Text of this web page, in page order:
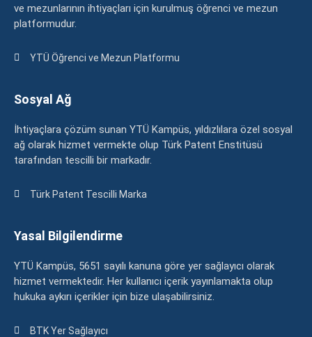
ve mezunlarının ihtiyaçları için kurulmuş öğrenci ve mezun
platformudur.
YTÜ Öğrenci ve Mezun Platformu
Sosyal Ağ
İhtiyaçlara çözüm sunan YTÜ Kampüs, yıldızlılara özel sosyal
ağ olarak hizmet vermekte olup Türk Patent Enstitüsü
tarafından tescilli bir markadır.
Türk Patent Tescilli Marka
Yasal Bilgilendirme
YTÜ Kampüs, 5651 sayılı kanuna göre yer sağlayıcı olarak
hizmet vermektedir. Her kullanıcı içerik yayınlamakta olup
hukuka aykırı içerikler için bize ulaşabilirsiniz.
BTK Yer Sağlayıcı